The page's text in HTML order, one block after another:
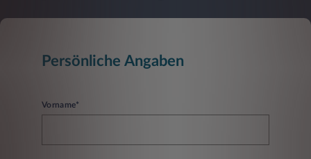
Persönliche Angaben
Vorname*